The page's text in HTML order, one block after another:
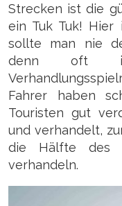
Strecken ist die
ein Tuk Tuk! Hier
sollte man nie
denn oft
Fahrer haben
Touristen gut
und verhandelt,
die Hälfte des
verhandeln.